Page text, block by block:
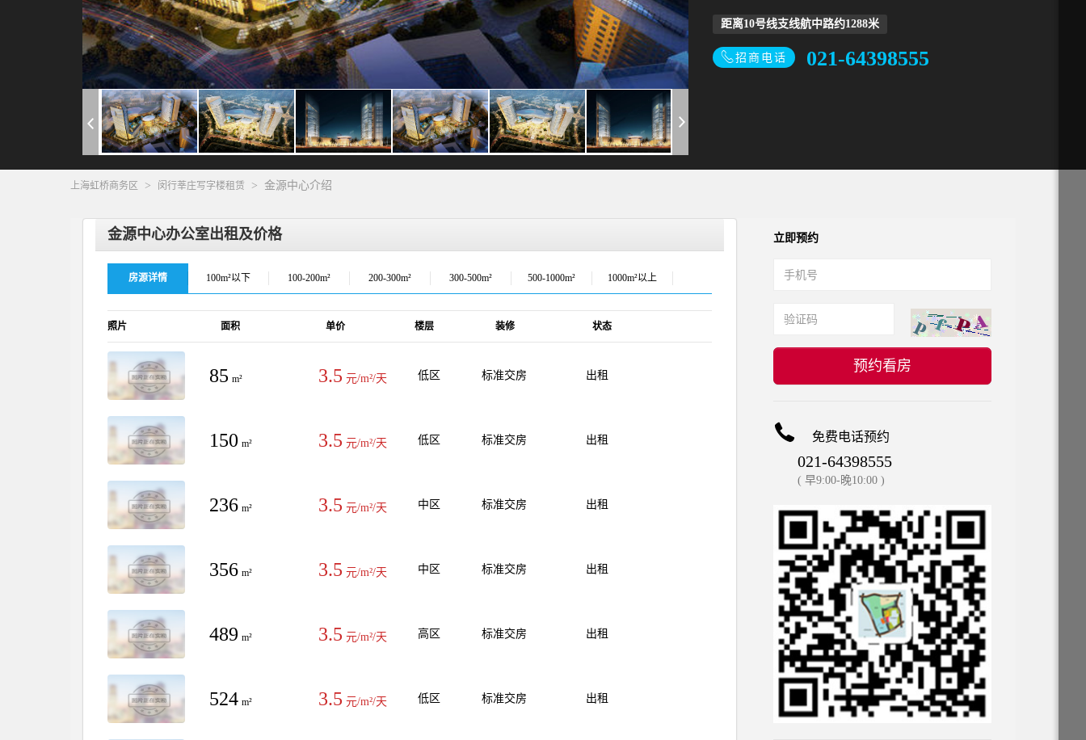
距离10号线支线航中路约1288米
招商电话 021-64398555
上海虹桥商务区 > 闵行莘庄写字楼租赁 > 金源中心介绍
金源中心办公室出租及价格
房源详情 100m²以下 100-200m² 200-300m² 300-500m² 500-1000m² 1000m²以上
照片 面积 单价 楼层 装修 状态
85 m² 3.5 元/m²/天 低区 标准交房 出租
150 m² 3.5 元/m²/天 低区 标准交房 出租
236 m² 3.5 元/m²/天 中区 标准交房 出租
356 m² 3.5 元/m²/天 中区 标准交房 出租
489 m² 3.5 元/m²/天 高区 标准交房 出租
524 m² 3.5 元/m²/天 低区 标准交房 出租
立即预约
预约看房
免费电话预约
021-64398555
( 早9:00-晚10:00 )